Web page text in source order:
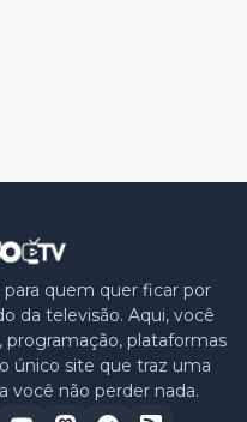
para quem quer ficar por
da televisão. Aqui, você
programação, plataformas
único site que traz uma
você não perder nada.